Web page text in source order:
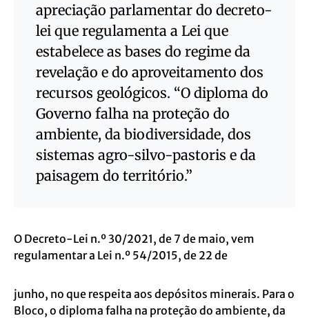
apreciação parlamentar do decreto-
lei que regulamenta a Lei que
estabelece as bases do regime da
revelação e do aproveitamento dos
recursos geológicos. “O diploma do
Governo falha na proteção do
ambiente, da biodiversidade, dos
sistemas agro-silvo-pastoris e da
paisagem do território.”
O Decreto-Lei n.º 30/2021, de 7 de maio, vem
regulamentar a Lei n.º 54/2015, de 22 de
junho, no que respeita aos depósitos minerais. Para o
Bloco, o diploma falha na proteção do ambiente, da